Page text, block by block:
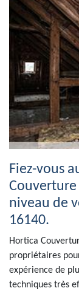
Fiez-vous
niveau de
16140.
Hortica
propriétaires
expérience de
techniques très